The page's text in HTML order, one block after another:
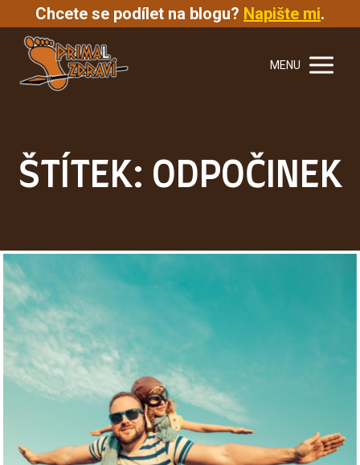
Chcete se podílet na blogu? Napište mi.
MENU
ŠTÍTEK: ODPOČINEK